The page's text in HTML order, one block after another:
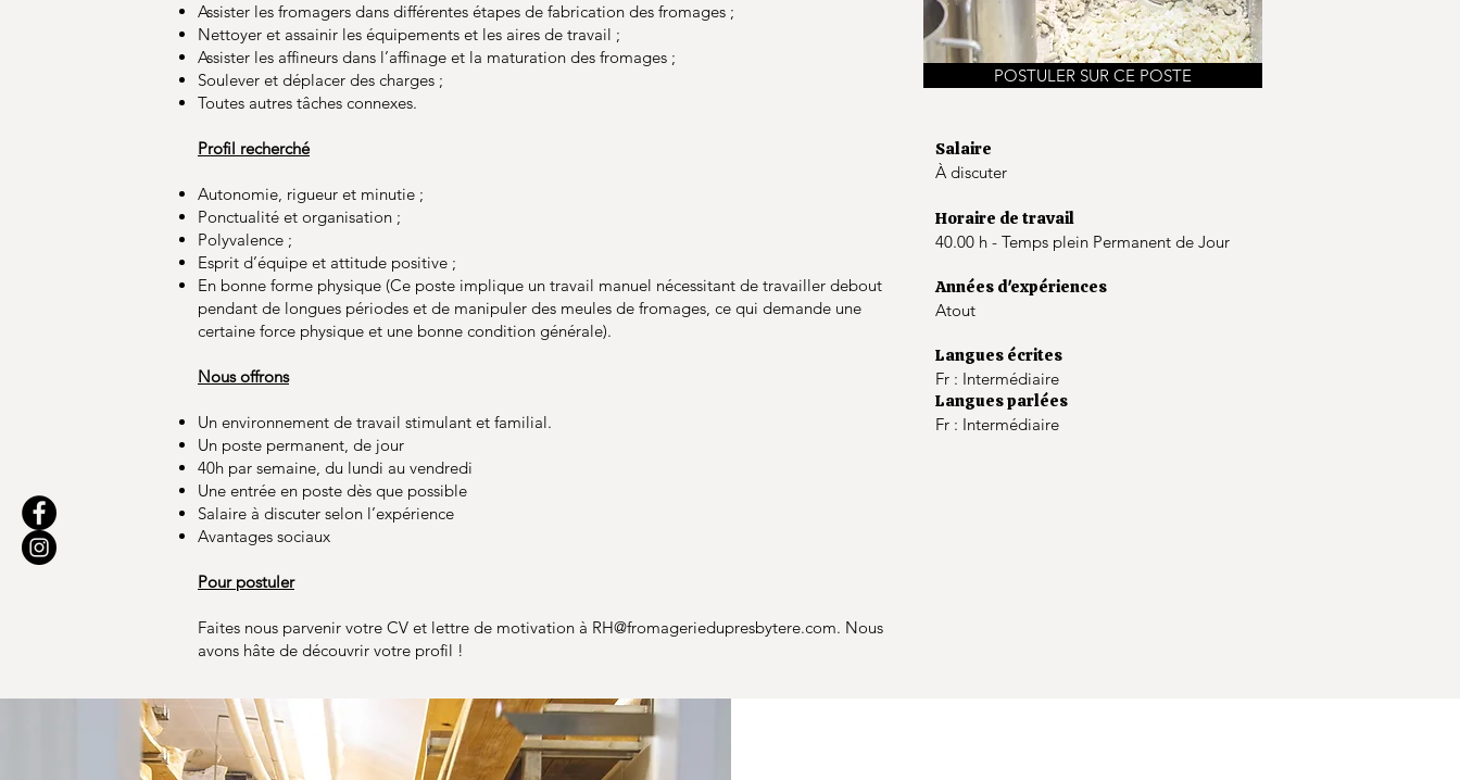
Assister les fromagers dans différentes étapes de fabrication des fromages ;
Nettoyer et assainir les équipements et les aires de travail ;
Assister les affineurs dans l’affinage et la maturation des fromages ;
Soulever et déplacer des charges ;
Toutes autres tâches connexes.
Profil recherché
Autonomie, rigueur et minutie ;
Ponctualité et organisation ;
Polyvalence ;
Esprit d’équipe et attitude positive ;
En bonne forme physique (Ce poste implique un travail manuel nécessitant de travailler debout
pendant de longues périodes et de manipuler des meules de fromages, ce qui demande une
certaine force physique et une bonne condition générale).
Nous offrons
Un environnement de travail stimulant et familial.
Un poste permanent, de jour
40h par semaine, du lundi au vendredi
Une entrée en poste dès que possible
Salaire à discuter selon l’expérience
Avantages sociaux
Pour postuler
Faites nous parvenir votre CV et lettre de motivation à RH@fromageriedupresbytere.com. Nous
avons hâte de découvrir votre profil !
POSTULER SUR CE POSTE
Salaire
À discuter
Horaire de travail
40.00 h - Temps plein Permanent de Jour
Années d'expériences
Atout
Langues écrites
Fr : Intermédiaire
Langues parlées
Fr : Intermédiaire